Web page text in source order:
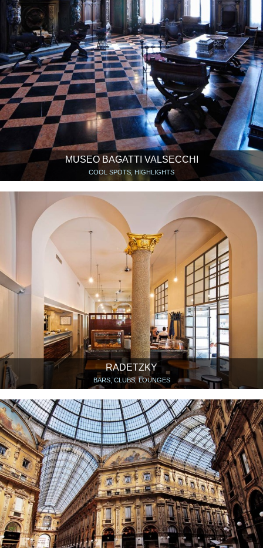
MUSEO BAGATTI VALSECCHI
COOL SPOTS, HIGHLIGHTS
RADETZKY
BARS, CLUBS, LOUNGES